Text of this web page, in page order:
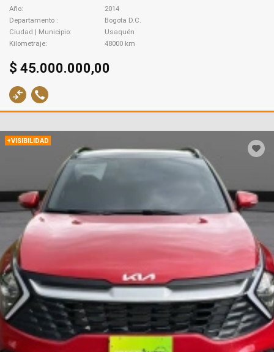
Año
2014
Departamento
Bogota D.C.
Ciudad | Municipio
Usaquén
Kilometraje
48000 km
$ 45.000.000,00
+VISIBILIDAD